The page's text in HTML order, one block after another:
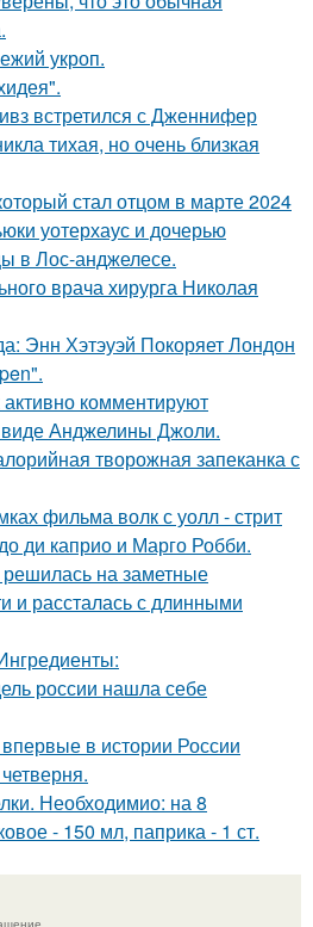
укроп.
встретился с Дженнифер
тихая, но очень близкая
стал отцом в марте 2024
уотерхаус и дочерью
в Лос-анджелесе.
врача хирурга Николая
Энн Хэтэуэй Покоряет Лондон
комментируют
Анджелины Джоли.
творожная запеканка с
фильма волк с уолл - стрит
ди каприо и Марго Робби.
на заметные
и рассталась с длинными
россии нашла себе
в истории России
Необходимио: на 8
- 150 мл, паприка - 1 ст.